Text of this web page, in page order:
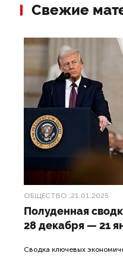
Свежие
ОБЩЕСТВО ,21.01.2025
Полуденная
28 декабря — 21
Сводка ключевых